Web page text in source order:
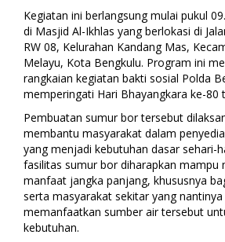
Kegiatan ini berlangsung mulai pukul
di Masjid Al-Ikhlas yang berlokasi di
RW 08, Kelurahan Kandang Mas,
Melayu, Kota Bengkulu. Program ini
rangkaian kegiatan bakti sosial Polda
memperingati Hari Bhayangkara ke-80
Pembuatan sumur bor tersebut
membantu masyarakat dalam
yang menjadi kebutuhan dasar sehari-
fasilitas sumur bor diharapkan mampu
manfaat jangka panjang, khususnya
serta masyarakat sekitar yang
memanfaatkan sumber air tersebut
kebutuhan.